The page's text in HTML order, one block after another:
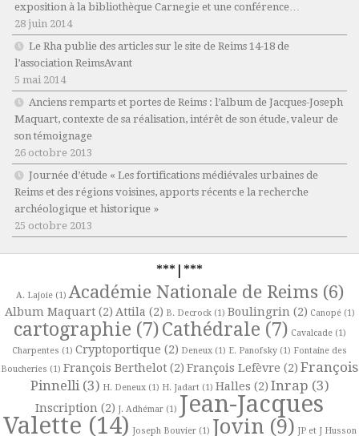
exposition à la bibliothèque Carnegie et une conférence…
28 juin 2014
Le Rha publie des articles sur le site de Reims 14-18 de
l’association ReimsAvant
5 mai 2014
Anciens remparts et portes de Reims : l’album de Jacques-Joseph
Maquart, contexte de sa réalisation, intérêt de son étude, valeur de
son témoignage
26 octobre 2013
Journée d’étude « Les fortifications médiévales urbaines de
Reims et des régions voisines, apports récents e la recherche
archéologique et historique »
25 octobre 2013
***|***
A. Lajoie(1) Académie Nationale de Reims (6)
Album Maquart(2) Attila (2) B. Decrock(1) Boulingrin (2) Canopé(1)
cartographie (7)Cathédrale (7) Cavalcade(1)
Charpentes (1) Cryptoportique (2) Deneux (1) E. Panofsky (1) Fontaine des
Boucheries (1) François Berthelot (2) François Lefèvre (2) François
Pinnelli(3) H. Deneux(1) H. Jadart(1) Halles (2) Inrap (3)
Inscription (2) J. Adhémar (1) Jean-Jacques
Valette (14) Joseph Bouvier(1) Jovin (9) JP et J Husson